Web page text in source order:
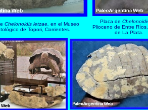
Chelonoidis letzae, en el Museo
de Topori, Corrientes.
Placa de
Plioceno de Entre
de La Plata.